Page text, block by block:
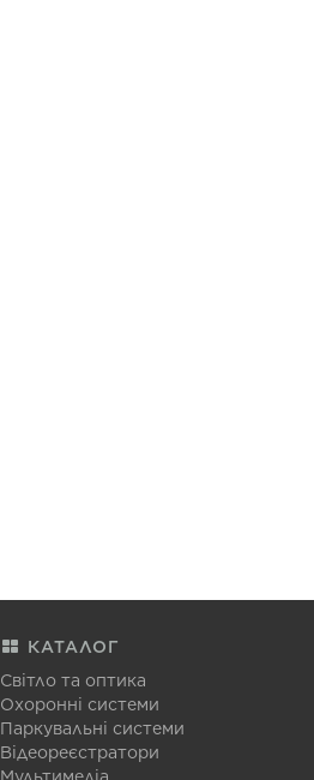
КАТАЛОГ
Світло та оптика
Охоронні системи
Паркувальні системи
Відеореєстратори